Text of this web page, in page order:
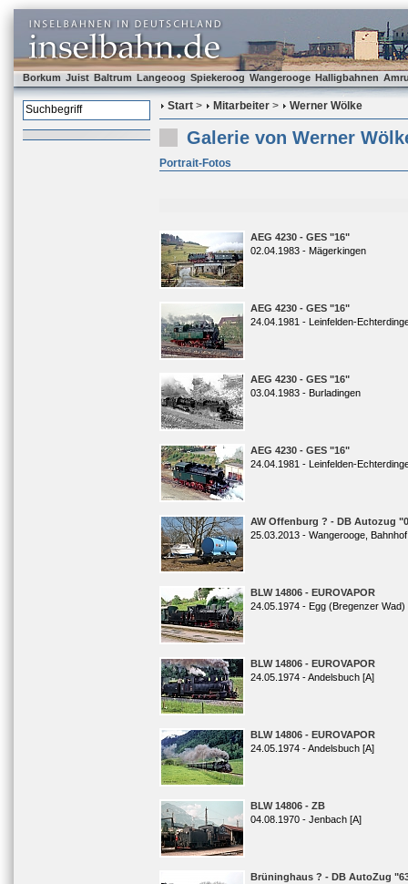
Borkum Juist Baltrum Langeoog Spiekeroog Wangerooge Halligbahnen
Start > Mitarbeiter > Werner Wölke
Galerie von Werner
Portrait-Fotos
AEG 4230 - GES "16"
02.04.1983 - Mägerkingen
AEG 4230 - GES "16"
24.04.1981 - Leinfelden-
AEG 4230 - GES "16"
03.04.1983 - Burladingen
AEG 4230 - GES "16"
24.04.1981 - Leinfelden-
AW Offenburg ? - DB Autozug
25.03.2013 - Wangerooge, Bahnhof
BLW 14806 - EUROVAPOR
24.05.1974 - Egg (Bregenzer Wad)
BLW 14806 - EUROVAPOR
24.05.1974 - Andelsbuch [A]
BLW 14806 - EUROVAPOR
24.05.1974 - Andelsbuch [A]
BLW 14806 - ZB
04.08.1970 - Jenbach [A]
Brüninghaus ? - DB AutoZug